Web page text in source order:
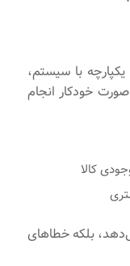
با استفاده از قابلیت Power Automate یکپارچه با سیستم،
خودکار انجام
کالا
بلکه خطاهای